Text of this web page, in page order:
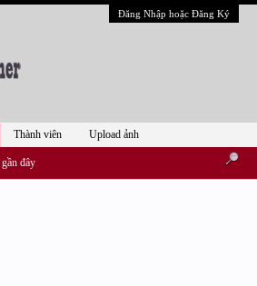
Đăng Nhập hoặc Đăng Ký
đây
Thành viên Upload ảnh